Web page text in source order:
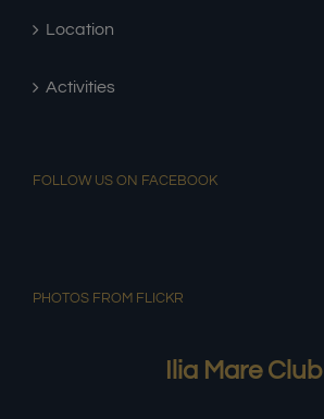
Location
Activities
FOLLOW US ON FACEBOOK
PHOTOS FROM FLICKR
Ilia Mare Club